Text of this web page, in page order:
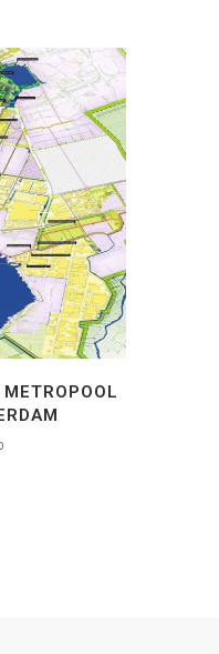
METROPOOL